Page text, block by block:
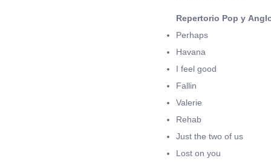
Repertorio Pop y
Perhaps
Havana
I feel good
Fallin
Valerie
Rehab
Just the two of us
Lost on you